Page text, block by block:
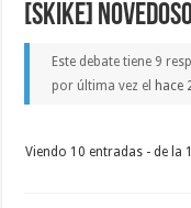
[SKIKE]
Este debate tiene 9
por última vez el hace
Viendo 10 entradas - de la